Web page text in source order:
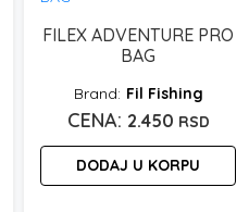
FILEX ADVENTURE PRO
BAG
Fil Fishing
2.450 RSD
DODAJ U KORPU